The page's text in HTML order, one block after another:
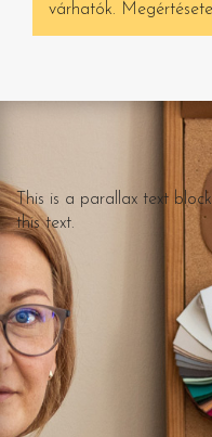
várhatók.
This is a parallax text
this text.